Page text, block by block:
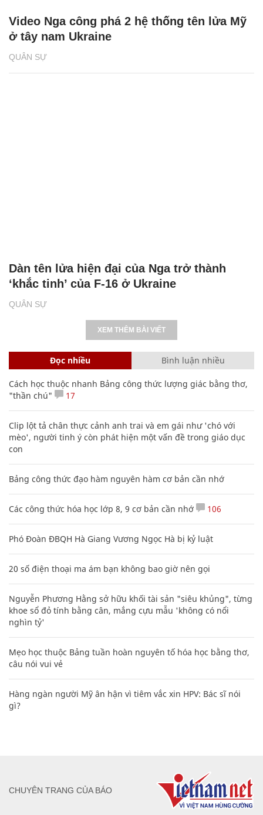
QUÂN SỰ
Video Nga công phá 2 hệ thống tên lửa Mỹ
ở tây nam Ukraine
QUÂN SỰ
Dàn tên lửa hiện đại của Nga trở thành
‘khắc tinh’ của F-16 ở Ukraine
XEM THÊM BÀI VIẾT
Đọc nhiều Bình luận nhiều
Cách học thuộc nhanh Bảng công thức lượng giác bằng thơ,
"thần chú"
17
Clip lột tả chân thực cảnh anh trai và em gái như 'chó với
mèo', người tinh ý còn phát hiện một vấn đề trong giáo dục
con
Bảng công thức đạo hàm nguyên hàm cơ bản cần nhớ
Các công thức hóa học lớp 8, 9 cơ bản cần nhớ 106
Phó Đoàn ĐBQH Hà Giang Vương Ngọc Hà bị kỷ luật
20 số điện thoại ma ám bạn không bao giờ nên gọi
Nguyễn Phương Hằng sở hữu khối tài sản "siêu khủng", từng
khoe sổ đỏ tính bằng cân, mắng cựu mẫu 'không có nổi
nghìn tỷ'
Mẹo học thuộc Bảng tuần hoàn nguyên tố hóa học bằng thơ,
câu nói vui vẻ
Hàng ngàn người Mỹ ân hận vì tiêm vắc xin HPV: Bác sĩ nói
gì?
CHUYÊN TRANG CỦA BÁO